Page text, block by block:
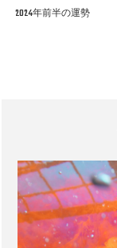
2024年前半の運勢